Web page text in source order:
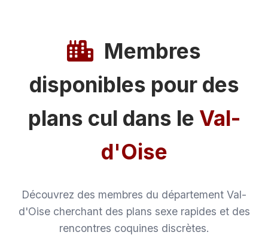
Membres
disponibles pour des
plans cul dans le Val-
d'Oise
Découvrez des membres du département Val-
d'Oise cherchant des plans sexe rapides et des
rencontres coquines discrètes.